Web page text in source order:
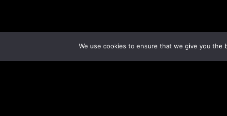
We use cookies to ensure that we give you